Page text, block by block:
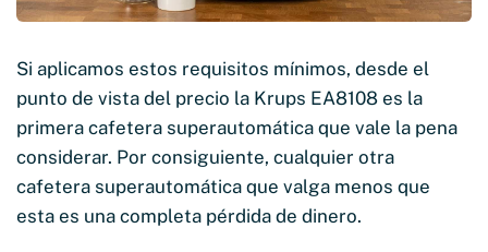
Si aplicamos estos requisitos mínimos, desde el
punto de vista del precio la Krups EA8108 es la
primera cafetera superautomática que vale la pena
considerar. Por consiguiente, cualquier otra
cafetera superautomática que valga menos que
esta es una completa pérdida de dinero.